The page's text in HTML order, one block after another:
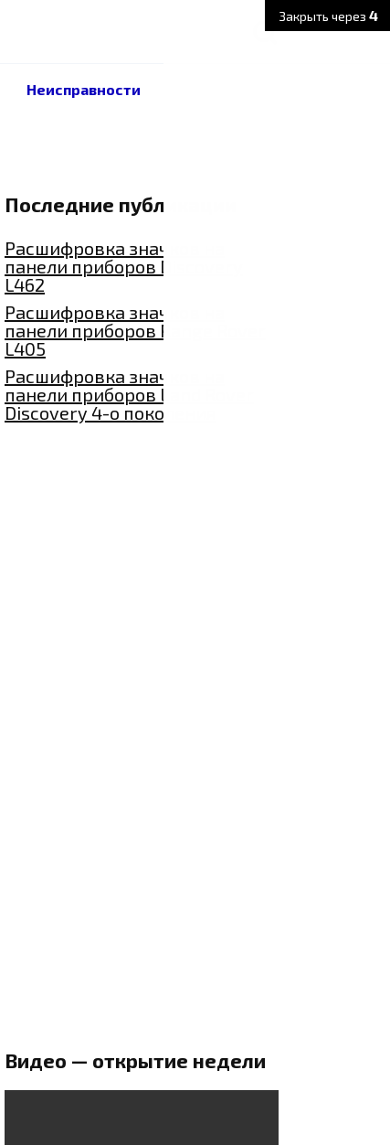
Закрыть через 3
Неисправности
Последние публикации
Расшифровка значков на
панели приборов Discovery
L462
Расшифровка значков на
панели приборов Range Rover
L405
Расшифровка значков на
панели приборов Land Rover
Discovery 4-о поколения
Видео — открытие недели